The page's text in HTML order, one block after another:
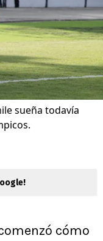
sueña todavía
cómo